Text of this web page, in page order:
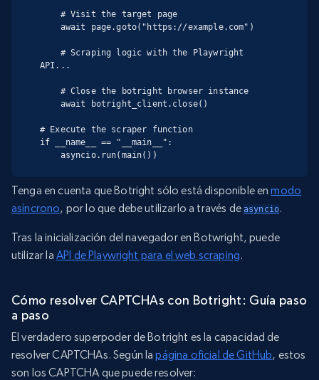
API...
# Execute the scraper function
if __name__ == "__main__":
    asyncio.run(main())
Tenga en cuenta que Botright sólo está disponible enmodo
asíncrono, por lo que debe utilizarlo a través deasyncio.
Tras la inicialización del navegador en Botwright, puede
utilizar la API de Playwright para el web scraping.
Cómo resolver CAPTCHAs con Botright: Guía paso
a paso
El verdadero superpoder de Botright es la capacidad de
resolver CAPTCHAs. Según lapágina oficial de GitHub, estos
son los CAPTCHA que puede resolver: